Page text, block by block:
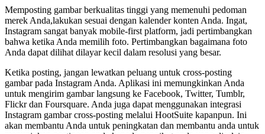
Memposting gambar berkualitas tinggi yang memenuhi pedoman
merek Anda,lakukan sesuai dengan kalender konten Anda. Ingat,
Instagram sangat banyak mobile-first platform, jadi pertimbangkan
bahwa ketika Anda memilih foto. Pertimbangkan bagaimana foto
Anda dapat dilihat dilayar kecil dalam resolusi yang besar.
Ketika posting, jangan lewatkan peluang untuk cross-posting
gambar pada Instagram Anda. Aplikasi ini memungkinkan Anda
untuk mengirim gambar langsung ke Facebook, Twitter, Tumblr,
Flickr dan Foursquare. Anda juga dapat menggunakan integrasi
Instagram gambar cross-posting melalui HootSuite kapanpun. Ini
akan membantu Anda untuk peningkatan dan membantu anda untuk